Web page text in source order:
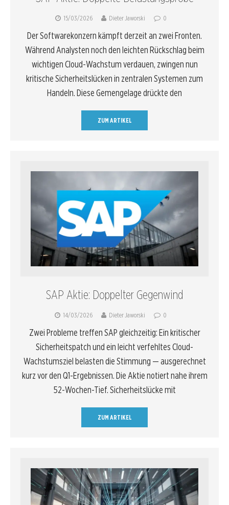
15/03/2026 Dieter Jaworski 0
Der Softwarekonzern kämpft derzeit an zwei Fronten.
Während Analysten noch den leichten Rückschlag beim
wichtigen Cloud-Wachstum verdauen, zwingen nun
kritische Sicherheitslücken in zentralen Systemen zum
Handeln. Diese Gemengelage drückte den
ZUM ARTIKEL
SAP Aktie: Doppelter Gegenwind
14/03/2026 Dieter Jaworski 0
Zwei Probleme treffen SAP gleichzeitig: Ein kritischer
Sicherheitspatch und ein leicht verfehltes Cloud-
Wachstumsziel belasten die Stimmung — ausgerechnet
kurz vor den Q1-Ergebnissen. Die Aktie notiert nahe ihrem
52-Wochen-Tief. Sicherheitslücke mit
ZUM ARTIKEL